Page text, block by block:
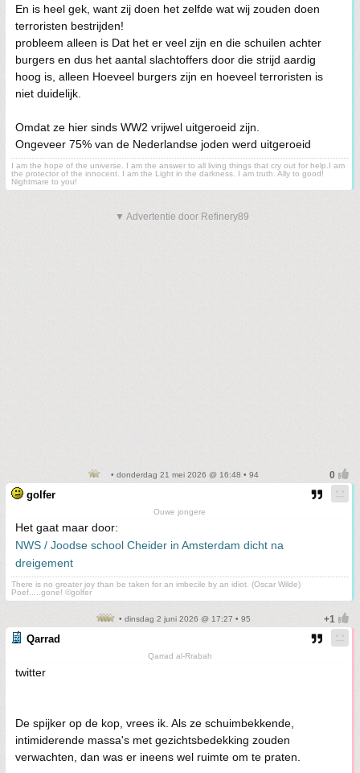
En is heel gek, want zij doen het zelfde wat wij zouden doen
terroristen bestrijden!
probleem alleen is Dat het er veel zijn en die schuilen achter
burgers en dus het aantal slachtoffers door die strijd aardig
hoog is, alleen Hoeveel burgers zijn en hoeveel terroristen is
niet duidelijk.
Omdat ze hier sinds WW2 vrijwel uitgeroeid zijn.
Ongeveer 75% van de Nederlandse joden werd uitgeroeid
I am the hope of the universe. I am the answer to all living things that cry out for help.I am
the protector of the innocent. I am the Light in the darkness. I am truth. Ally to good!
Nightmare to you!
▼ Advertentie door Refinery89
• donderdag 21 mei 2026 @ 16:48 • 94
golfer
Ouwe jongere
Het gaat maar door:
NWS / Joodse school Cheider in Amsterdam dicht na
dreigement
There is no greater joy than be taken for an imbecile by an idiot. (Oscar Wilde)
Poef.....gone! ©golfer
• dinsdag 2 juni 2026 @ 17:27 • 95
Qarrad
Qarrad al-Rrabah
twitter
De spijker op de kop, vrees ik. Als ze schuimbekkende,
intimiderende massa's met gezichtsbedekking zouden
verwachten, dan was er ineens wel ruimte om te praten.